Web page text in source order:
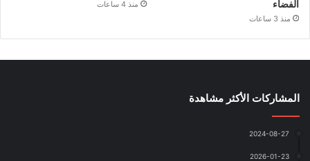
الفضاء
منذ 3 ساعات
منذ 4 ساعات
المشاركات الأكثر مشاهدة
2024-08-27
2026-01-23